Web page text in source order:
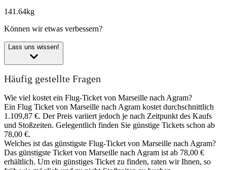
141.64kg
Können wir etwas verbessern?
Lass uns wissen!
Häufig gestellte Fragen
Wie viel kostet ein Flug-Ticket von Marseille nach Agram?
Ein Flug Ticket von Marseille nach Agram kostet durchschnittlich
1.109,87 €. Der Preis variiert jedoch je nach Zeitpunkt des Kaufs
und Stoßzeiten. Gelegentlich finden Sie günstige Tickets schon ab
78,00 €.
Welches ist das günstigste Flug-Ticket von Marseille nach Agram?
Das günstigste Ticket von Marseille nach Agram ist ab 78,00 €
erhältlich. Um ein günstiges Ticket zu finden, raten wir Ihnen, so